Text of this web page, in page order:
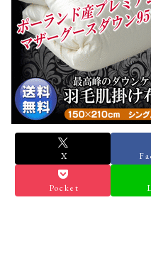
X
Pocket